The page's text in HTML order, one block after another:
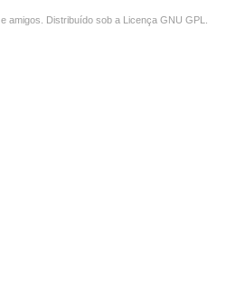
e amigos. Distribuído sob a Licença GNU GPL